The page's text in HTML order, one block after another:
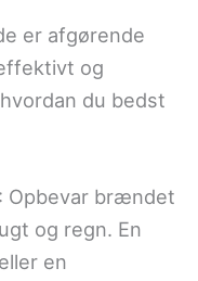
er afgørende
og
du bedst
: Opbevar brændet
og regn. En
en